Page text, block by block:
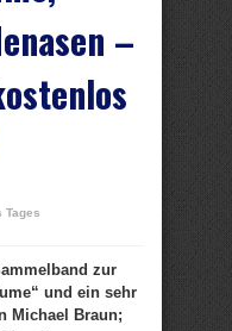
–
Tages
zur
und ein sehr
Michael Braun;